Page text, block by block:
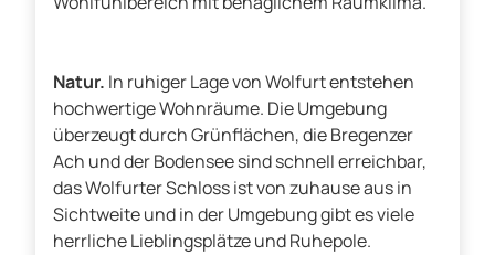
Natur. In ruhiger Lage von Wolfurt entstehen
hochwertige Wohnräume. Die Umgebung
überzeugt durch Grünflächen, die Bregenzer
Ach und der Bodensee sind schnell erreichbar,
das Wolfurter Schloss ist von zuhause aus in
Sichtweite und in der Umgebung gibt es viele
herrliche Lieblingsplätze und Ruhepole.